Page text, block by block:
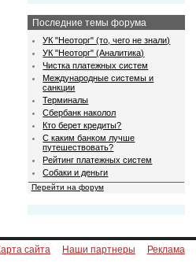
Последние темы форума
УК "Неоторг" (то, чего не знали)
УК "Неоторг" (Аналитика)
Чистка платежных систем
Международные системы и
санкции
Терминалы
Сбербанк наколол
Кто берет кредиты?
С каким банком лучше
путешествовать?
Рейтинг платежных систем
Собаки и деньги
Перейти на форум
сайта Наши партнеры Реклама